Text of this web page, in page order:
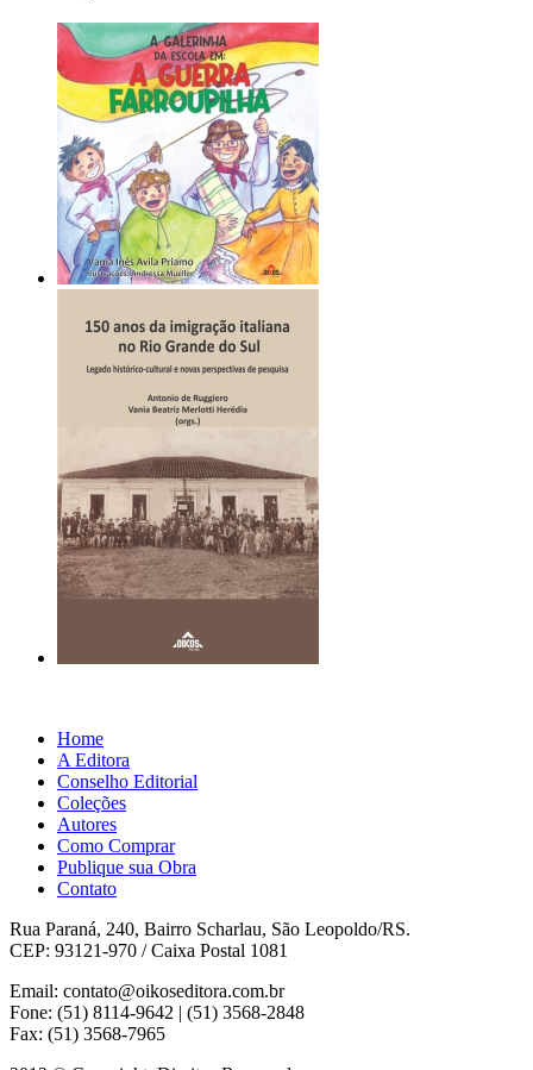
Home
A Editora
Conselho Editorial
Coleções
Autores
Como Comprar
Publique sua Obra
Contato
Rua Paraná, 240, Bairro Scharlau, São Leopoldo/RS.
CEP: 93121-970 / Caixa Postal 1081
Email: contato@oikoseditora.com.br
Fone: (51) 8114-9642 | (51) 3568-2848
Fax: (51) 3568-7965